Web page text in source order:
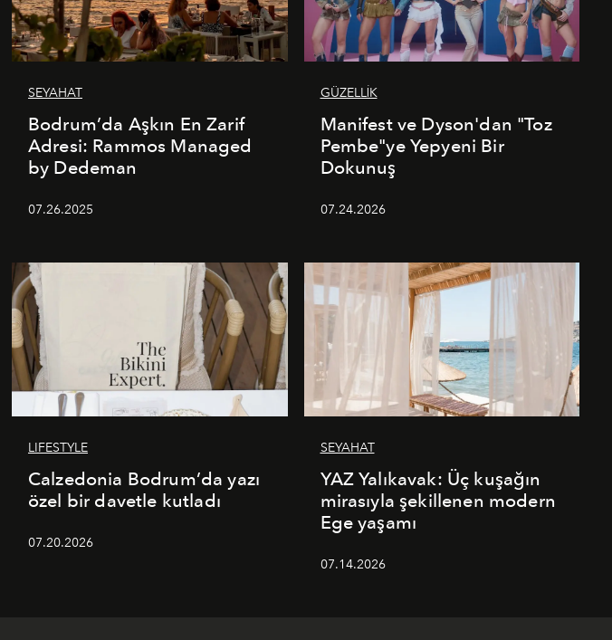
SEYAHAT
Bodrum’da Aşkın En Zarif
Adresi: Rammos Managed
by Dedeman
07.26.2025
GÜZELLİK
Manifest ve Dyson'dan "Toz
Pembe"ye Yepyeni Bir
Dokunuş
07.24.2026
LIFESTYLE
Calzedonia Bodrum’da yazı
özel bir davetle kutladı
07.20.2026
SEYAHAT
YAZ Yalıkavak: Üç kuşağın
mirasıyla şekillenen modern
Ege yaşamı
07.14.2026